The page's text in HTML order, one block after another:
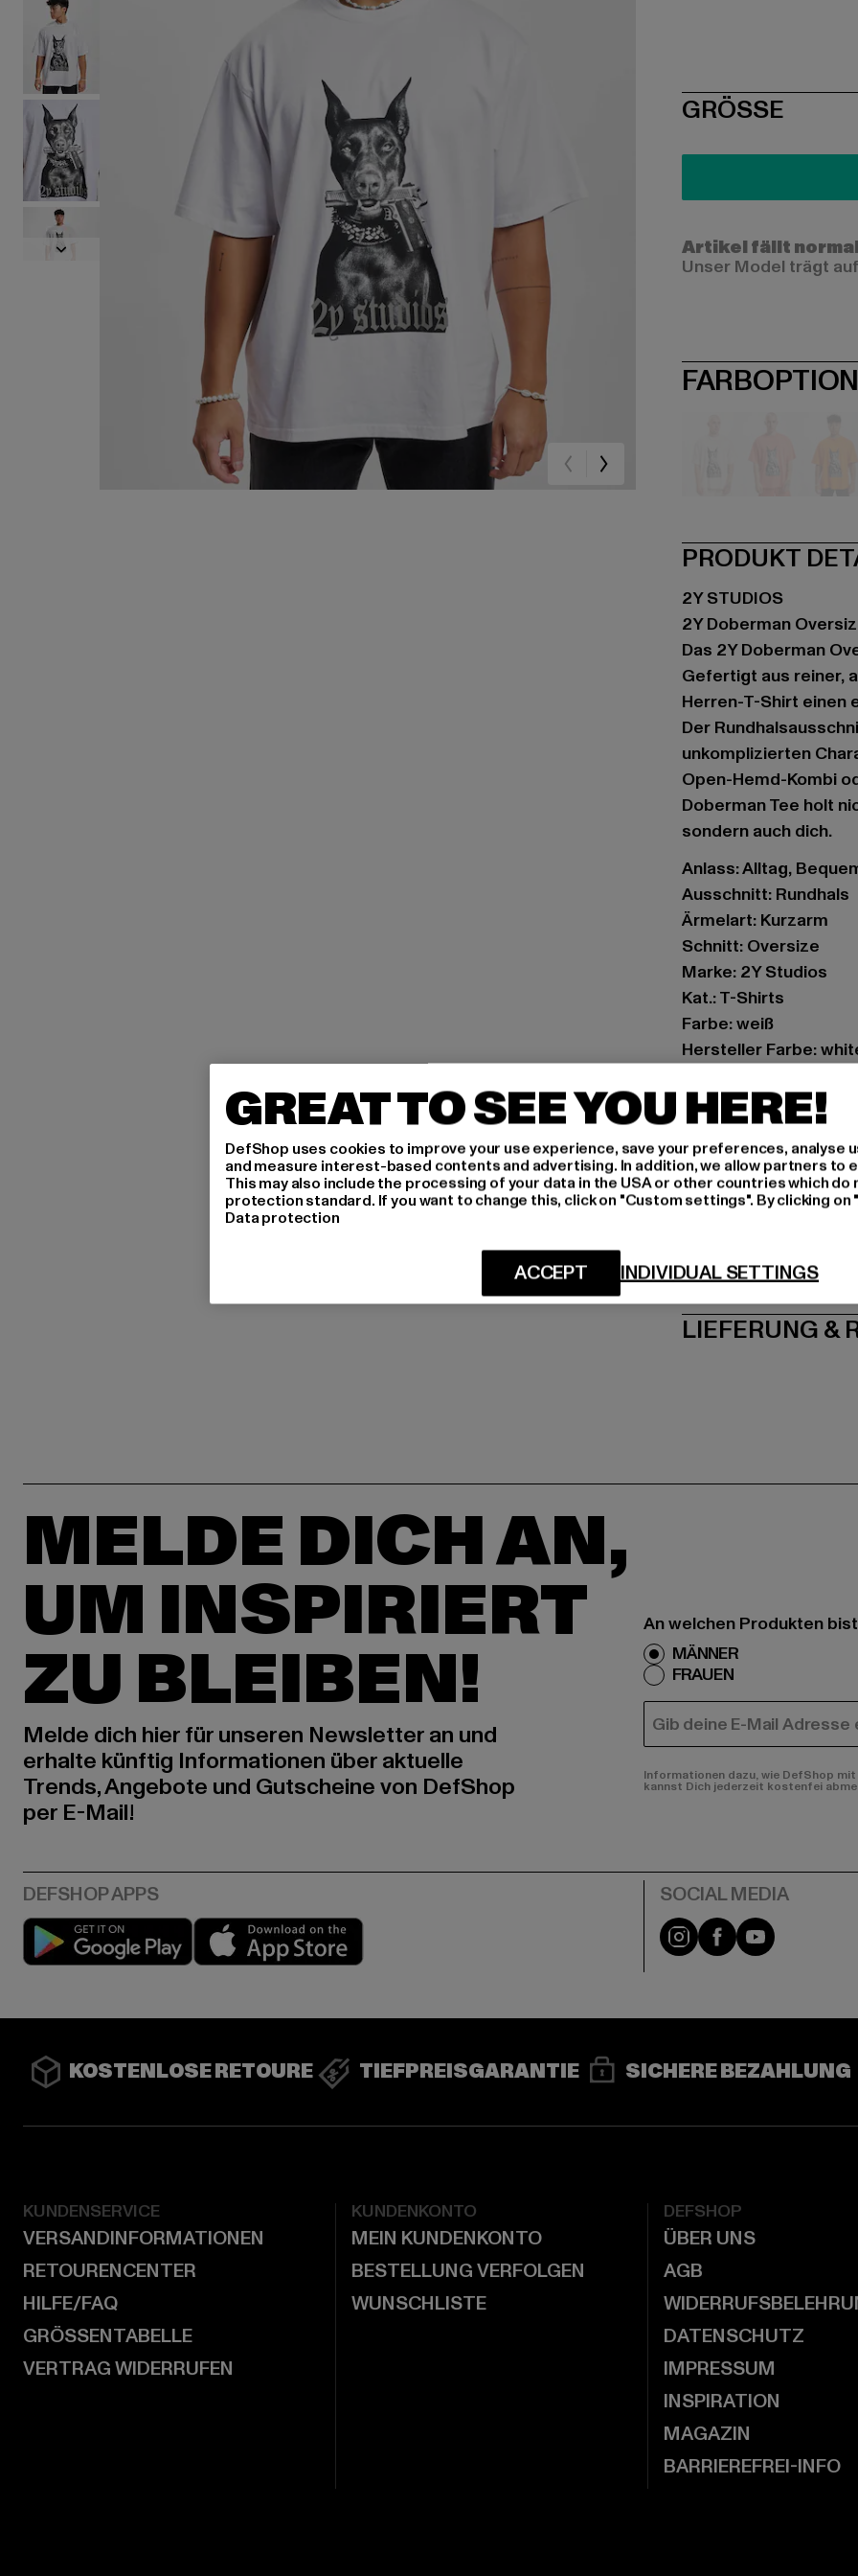
SIZE
GRÖSSE
Artikel fällt
Unser Model trägt
PRODUKT
2Y STUDIOS
2Y Doberman
Das 2Y Doberman
Gefertigt aus reiner,
Herren-T-Shirt einen
Der
unkomplizierten
Open-Hemd-Kombi
Doberman Tee holt
sondern auch dich.
Anlass: Alltag,
Ausschnitt: Rundhals
Ärmelart: Kurzarm
Schnitt: Oversize
Marke: 2Y Studios
Kat.: T-Shirts
Farbe: weiß
Hersteller Farbe:
Art.Nr: TO10028-00220
Hersteller: 2Y
Hollefeldstraße 16 |
LIEFERUNG &
MELDE DICH AN,
UM INSPIRIERT
ZU BLEIBEN!
Melde dich hier für unseren Newsletter an und
erhalte künftig Informationen über aktuelle
Trends, Angebote und Gutscheine von DefShop
per E-Mail!
An welchen Produkten
MÄNNER
FRAUEN
E-MAIL
Informationen dazu, wie DefShop
kannst Dich jederzeit kostenfei
Play market Instagram
FacebookYouTube
KOSTENLOSE RETOURE TIEFPREISGARANTIE SICHERE BEZAHLUNG
KUNDENSERVICE
VERSANDINFORMATIONEN
RETOURENCENTER
HILFE/FAQ
GRÖSSENTABELLE
VERTRAG WIDERRUFEN
KUNDENKONTO
MEIN KUNDENKONTO
BESTELLUNG VERFOLGEN
WUNSCHLISTE
DEFSHOP
ÜBER UNS
AGB
DATENSCHUTZ
IMPRESSUM
INSPIRATION
MAGAZIN
BARRIEREFREI-INFO
GREAT TO SEE YOU HERE!
DefShop uses cookies to improve your use experience, save your preferences, analyse
and measure interest-based contents and advertising. In addition, we allow partners to
This may also include the processing of your data in the USA or other countries which do
protection standard. If you want to change this, click on "Custom settings". By clicking
Data protection
INDIVIDUAL SETTINGS
ACCEPT